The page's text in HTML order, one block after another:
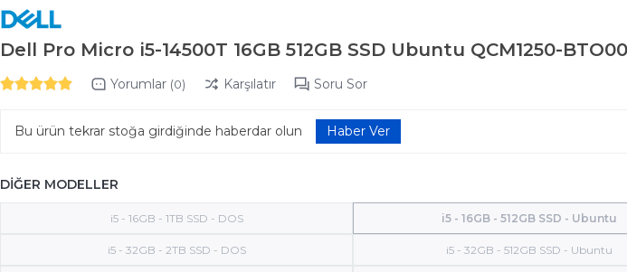
Dell Pro Micro i5-14500T 16GB 512GB SSD Ubuntu QCM1250-
Yorumlar (0) Karşılatır Soru Sor
Bu ürün tekrar stoğa girdiğinde haberdar olun
DİĞER MODELLER
i5 - 16GB - 1TB SSD - DOS i5 - 16GB - 512GB SSD - Ubuntu
i5 - 32GB - 2TB SSD - DOS i5 - 32GB - 512GB SSD - Ubuntu